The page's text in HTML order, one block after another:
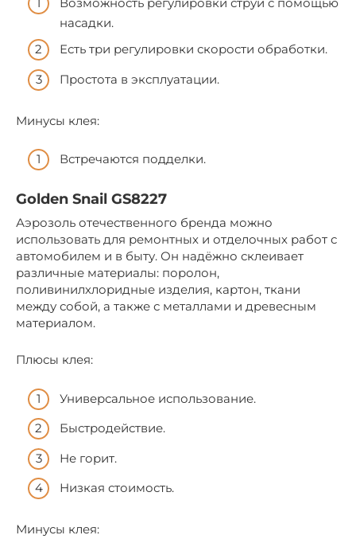
насадки.
Есть три регулировки скорости обработки.
Простота в эксплуатации.
Минусы клея:
Встречаются подделки.
Golden Snail GS8227
Аэрозоль отечественного бренда можно
использовать для ремонтных и отделочных работ с
автомобилем и в быту. Он надёжно склеивает
различные материалы: поролон,
поливинилхлоридные изделия, картон, ткани
между собой, а также с металлами и древесным
материалом.
Плюсы клея:
Универсальное использование.
Быстродействие.
Не горит.
Низкая стоимость.
Минусы клея: